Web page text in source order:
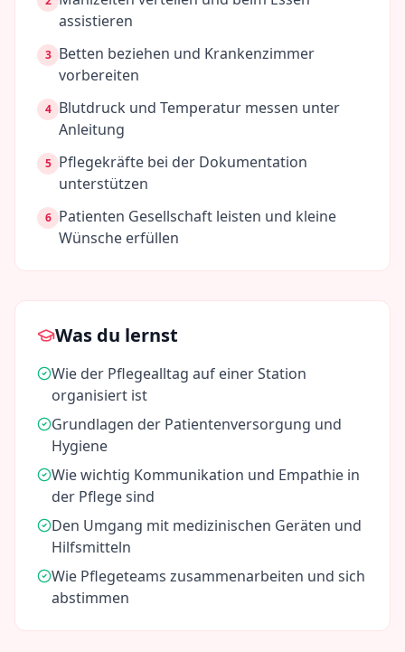
assistieren
3 Betten beziehen und Krankenzimmer
vorbereiten
4 Blutdruck und Temperatur messen unter
Anleitung
5 Pflegekräfte bei der Dokumentation
unterstützen
6 Patienten Gesellschaft leisten und kleine
Wünsche erfüllen
Was du lernst
Wie der Pflegealltag auf einer Station
organisiert ist
Grundlagen der Patientenversorgung und
Hygiene
Wie wichtig Kommunikation und Empathie in
der Pflege sind
Den Umgang mit medizinischen Geräten und
Hilfsmitteln
Wie Pflegeteams zusammenarbeiten und sich
abstimmen